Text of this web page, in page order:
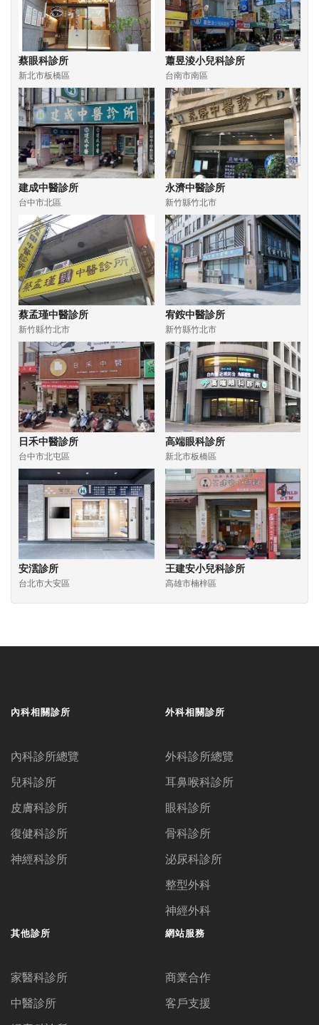
蔡眼科診所
新北市板橋區
蕭昱淩小兒科診所
台南市南區
建成中醫診所
台中市北區
永濟中醫診所
新竹縣竹北市
蔡孟瑾中醫診所
新竹縣竹北市
宥銨中醫診所
新竹縣竹北市
日禾中醫診所
台中市北屯區
高端眼科診所
新北市板橋區
安澐診所
台北市大安區
王建安小兒科診所
高雄市楠梓區
內科相關診所
內科診所總覽
兒科診所
皮膚科診所
復健科診所
神經科診所
外科相關診所
外科診所總覽
耳鼻喉科診所
眼科診所
骨科診所
泌尿科診所
整型外科
神經外科
其他診所
家醫科診所
中醫診所
網站服務
商業合作
客戶支援